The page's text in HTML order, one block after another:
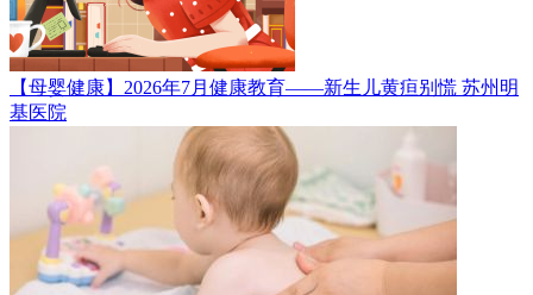
【母婴健康】2026年7月健康教育——新生儿黄疸别慌 苏州明
基医院